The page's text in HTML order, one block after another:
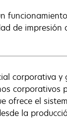
de
corporativa y
corporativos
ofrece el
la